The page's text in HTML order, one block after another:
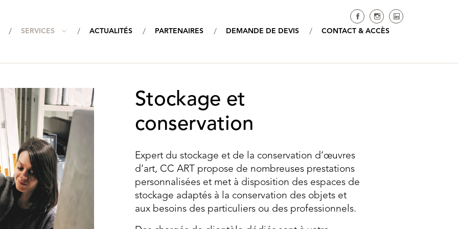
contenu
Réseaux
principale
SERVICES ACTUALITÉS PARTENAIRES DEMANDE DE DEVIS CONTACT & ACCÈS
Stockage et
conservation
Expert du stockage et de la conservation d’œuvres
d’art, CC ART propose de nombreuses prestations
personnalisées et met à disposition des espaces de
stockage adaptés à la conservation des objets et
aux besoins des particuliers ou des professionnels.